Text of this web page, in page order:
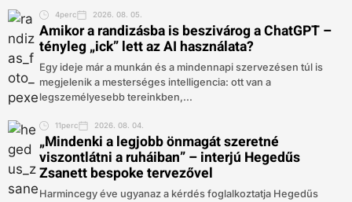
4perc 2026. 08. 05.
Amikor a randizásba is beszivárog a ChatGPT –
tényleg „ick” lett az AI használata?
Egy ideje már a munkán és a mindennapi szervezésen túl is
megjelenik a mesterséges intelligencia: ott van a
legszemélyesebb tereinkben,...
11perc 2026. 08. 04.
„Mindenki a legjobb önmagát szeretné
viszontlátni a ruháiban” – interjú Hegedűs
Zsanett bespoke tervezővel
Harmincegy éve ugyanaz a kérdés foglalkoztatja Hegedűs